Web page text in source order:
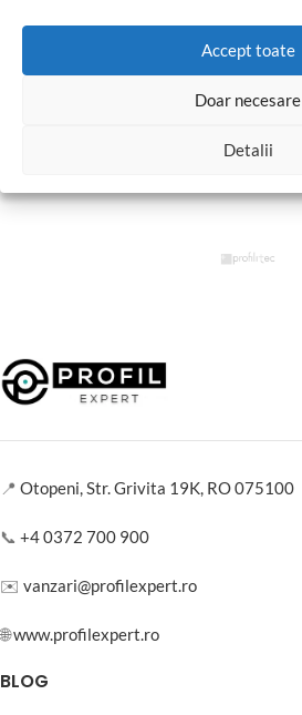
Accept toate
Doar necesare
Detalii
📍 Otopeni, Str. Grivita 19K, RO 075100
📞 +4 0372 700 900
✉️ vanzari@profilexpert.ro
🌐www.profilexpert.ro
BLOG